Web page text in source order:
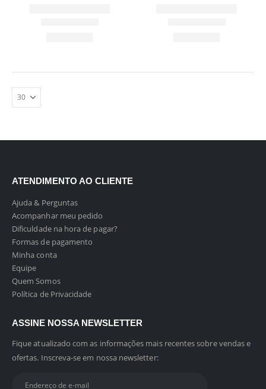
ATENDIMENTO AO CLIENTE
Ajuda & Perguntas
Acompanhar meu pedido
Dificuldade na hora de pagar?
Formas de pagamento
Minha conta
Equipe
Quem Somos
Política de Privacidade
ASSINE NOSSA NEWSLETTER
Fique atualizado com as informações mais recentes sobre vendas e
ofertas. Inscreva-se em nossa newsletter: